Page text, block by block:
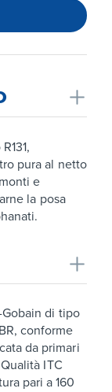
pura al netto
e
la posa
di tipo
conforme
da primari
ITC
pari a 160